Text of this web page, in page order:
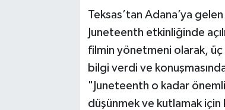
Teksas’tan Adana’ya
Juneteenth etkinliğinde
filmin yönetmeni olarak, üç
bilgi verdi ve
"Juneteenth o kadar
düşünmek ve kutlamak